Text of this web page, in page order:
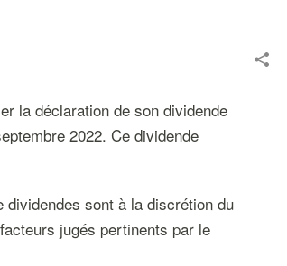
la déclaration de son dividende
2022. Ce dividende
dividendes sont à la discrétion du
jugés pertinents par le